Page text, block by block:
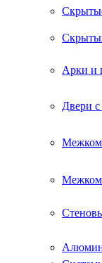
Арки и
Двери